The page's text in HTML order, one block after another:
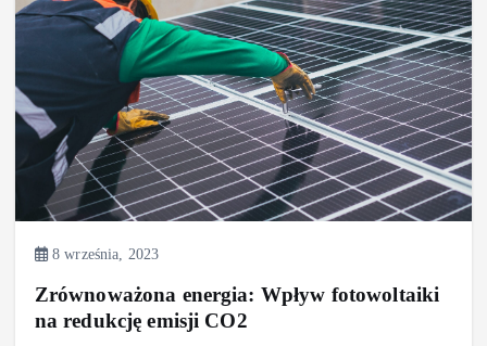
8 września, 2023
Zrównoważona energia: Wpływ fotowoltaiki
na redukcję emisji CO2